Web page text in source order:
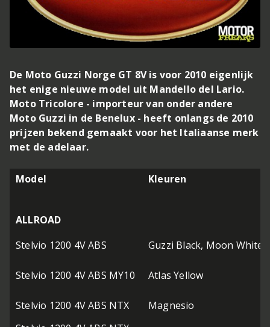
De Moto Guzzi Norge GT 8V is voor 2010 eigenlijk
het enige nieuwe model uit Mandello del Lario.
Moto Tricolore - importeur van onder andere
Moto Guzzi in de Benelux - heeft onlangs de 2010
prijzen bekend gemaakt voor het Italiaanse merk
met de adelaar.
Model Kleuren
ALLROAD
Stelvio 1200 4V ABS
Guzzi Black, Moon White,
Stelvio 1200 4V ABS MY10 Atlas Yellow
Stelvio 1200 4V ABS NTX
Magnesio